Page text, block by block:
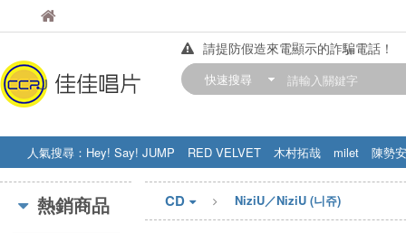
佳佳唱片
請提防假造來電顯示的詐騙電話！
【中華門市營業時間調整公告】
快速搜尋
人氣搜尋： Hey! Say! JUMP RED VELVET 木村拓哉 milet
陳勢安
STRAY KIDS
盧廣仲 周杰伦
熱銷商品 CD NiziU／NiziU (니쥬)